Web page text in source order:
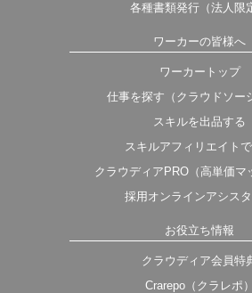
各種書類発行（法人限
ワーカーの皆様へ
ワーカートップ
仕事を探す（クラウドソー
スキルを出品する
スキルアフィリエイト
クラウディアPRO（高単価マ
採用オンラインアシス
お役立ち情報
クラウディア会員特
Crarepo（クラレポ）